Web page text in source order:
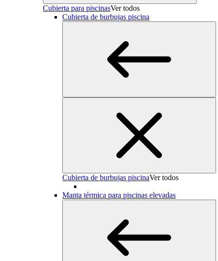
Cubierta para piscinasVer todos
Cubierta de burbujas piscina
Cubierta de burbujas piscinaVer todos
Manta térmica para piscinas elevadas